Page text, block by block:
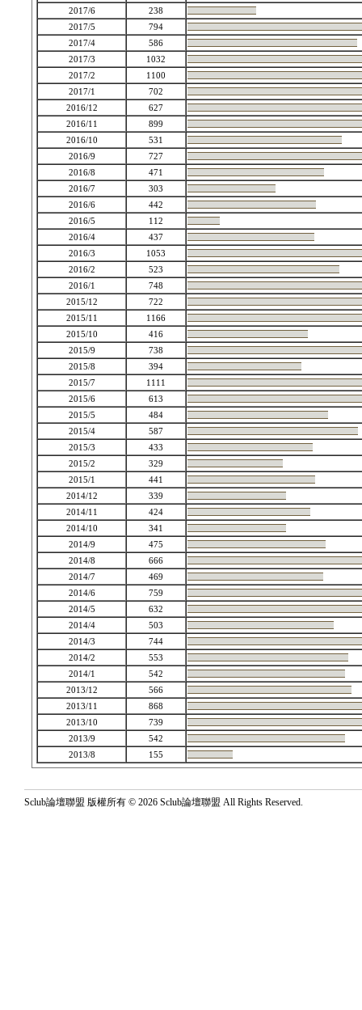
2017/6
238
2017/5
794
2017/4
586
2017/3
1032
2017/2
1100
2017/1
702
2016/12
627
2016/11
899
2016/10
531
2016/9
727
2016/8
471
2016/7
303
2016/6
442
2016/5
112
2016/4
437
2016/3
1053
2016/2
523
2016/1
748
2015/12
722
2015/11
1166
2015/10
416
2015/9
738
2015/8
394
2015/7
1111
2015/6
613
2015/5
484
2015/4
587
2015/3
433
2015/2
329
2015/1
441
2014/12
339
2014/11
424
2014/10
341
2014/9
475
2014/8
666
2014/7
469
2014/6
759
2014/5
632
2014/4
503
2014/3
744
2014/2
553
2014/1
542
2013/12
566
2013/11
868
2013/10
739
2013/9
542
2013/8
155
Sclub論壇聯盟 版權所有 © 2026 Sclub論壇聯盟 All Rights Reserved.